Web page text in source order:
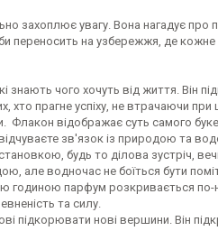
захоплює увагу. Вона нагадує про
переносить на узбережжя, де
чого хочуть від життя. Він
прагне успіху, не втрачаючи
відображає суть самого
зв'язок із природою та
будь то ділова зустріч,
але водночас не боїться бути
годиною парфум розкривається по-
та силу.
підкорювати нові вершини. Він